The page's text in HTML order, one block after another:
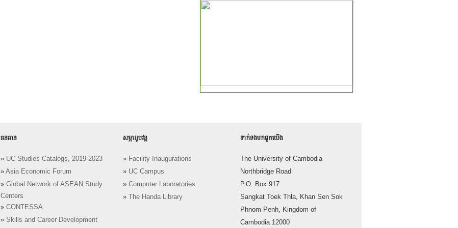
ធនធាន
» UC Studies Catalogs, 2019-2023
» Asia Economic Forum
» Global Network of ASEAN Study
Centers
» CONTESSA
» Skills and Career Development
សម្ភាររូបវន្ត
» Facility Inaugurations
» UC Campus
» Computer Laboratories
»
The Handa Library
ទាក់ទង​មក​ពួក​យើង
The University of Cambodia
Northbridge Road
P.O. Box 917
Sangkat Toek Thla, Khan Sen Sok
Phnom Penh, Kingdom of
Cambodia 12000